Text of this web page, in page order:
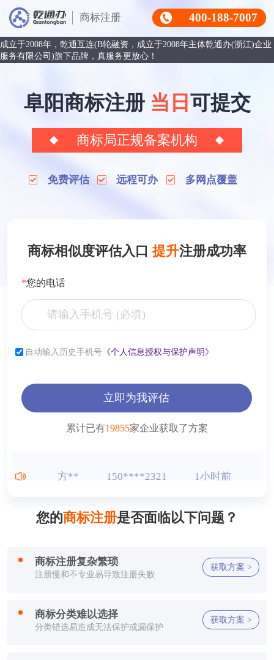
商标注册 400-188-7007
成立于2008年，乾通互连(B轮融资，成立于2008年主体乾通办(浙江)企业
服务有限公司)旗下品牌，真服务更放心！
阜阳商标注册 当日 可提交
商标局正规备案机构
免费评估 远程可办 多网点覆盖
商标相似度评估入口 提升注册成功率
*您的电话
自动输入历史手机号《个人信息授权与保护声明》
立即为我评估
累计已有19855家企业获取了方案
张** 153****2321
李** 181****2321 6小时前
150****9568
王** 150****2321 1小时前
方** 150****2321 1小时前
方** 150****2321
方** 150****2321 1小时前
您的商标注册是否面临以下问题？
商标注册复杂繁琐
注册慢和不专业易导致注册失败
获取方案 >
商标分类难以选择
分类错选易造成无法保护或漏保护
获取方案 >